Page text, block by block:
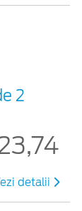
2
detalii